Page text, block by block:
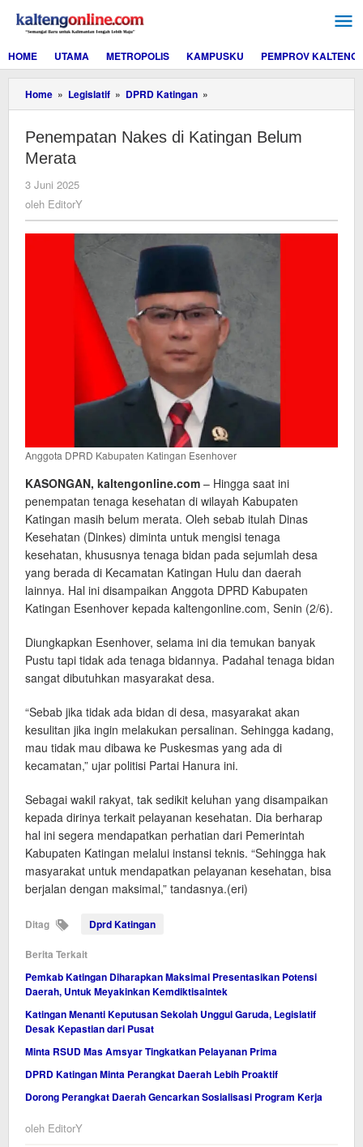
konten
HOME
UTAMA METROPOLIS KAMPUSKU PEMPROV KALTENG
Home » Legislatif » DPRD Katingan »
Nakes
Katingan
Penempatan Nakes di Katingan Belum
Merata
3 Juni 2025
oleh EditorY
Anggota DPRD Kabupaten Katingan Esenhover
KASONGAN, kaltengonline.com – Hingga saat ini
penempatan tenaga kesehatan di wilayah Kabupaten
Katingan masih belum merata. Oleh sebab itulah Dinas
Kesehatan (Dinkes) diminta untuk mengisi tenaga
kesehatan, khususnya tenaga bidan pada sejumlah desa
yang berada di Kecamatan Katingan Hulu dan daerah
lainnya. Hal ini disampaikan Anggota DPRD Kabupaten
Katingan Esenhover kepada kaltengonline.com, Senin (2/6).
Diungkapkan Esenhover, selama ini dia temukan banyak
Pustu tapi tidak ada tenaga bidannya. Padahal tenaga bidan
sangat dibutuhkan masyarakat desa.
“Sebab jika tidak ada bidan di desa, masyarakat akan
kesulitan jika ingin melakukan persalinan. Sehingga kadang,
mau tidak mau dibawa ke Puskesmas yang ada di
kecamatan,” ujar politisi Partai Hanura ini.
Sebagai wakil rakyat, tak sedikit keluhan yang disampaikan
kepada dirinya terkait pelayanan kesehatan. Dia berharap
hal ini segera mendapatkan perhatian dari Pemerintah
Kabupaten Katingan melalui instansi teknis. “Sehingga hak
masyarakat untuk mendapatkan pelayanan kesehatan, bisa
berjalan dengan maksimal,” tandasnya.(eri)
Ditag Dprd Katingan
Berita Terkait
Pemkab Katingan Diharapkan Maksimal Presentasikan Potensi
Daerah, Untuk Meyakinkan Kemdiktisaintek
Katingan Menanti Keputusan Sekolah Unggul Garuda, Legislatif
Desak Kepastian dari Pusat
Minta RSUD Mas Amsyar Tingkatkan Pelayanan Prima
DPRD Katingan Minta Perangkat Daerah Lebih Proaktif
Dorong Perangkat Daerah Gencarkan Sosialisasi Program Kerja
oleh EditorY